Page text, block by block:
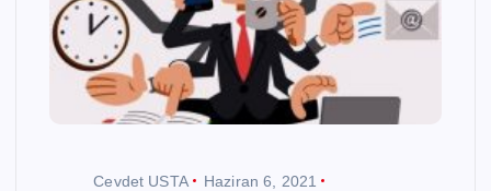
Cevdet USTA
Haziran 6, 2021